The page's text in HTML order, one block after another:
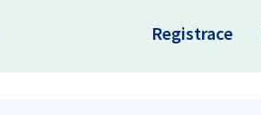
Registrace